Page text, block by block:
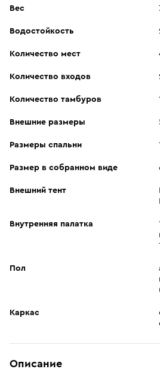
Вес
Водостойкость
Количество мест
Количество входов
Количество тамбуров 1
Внешние размеры
Размеры спальни
Размер в собранном виде
Внешний тент
Внутренняя палатка
Пол
Каркас
Описание